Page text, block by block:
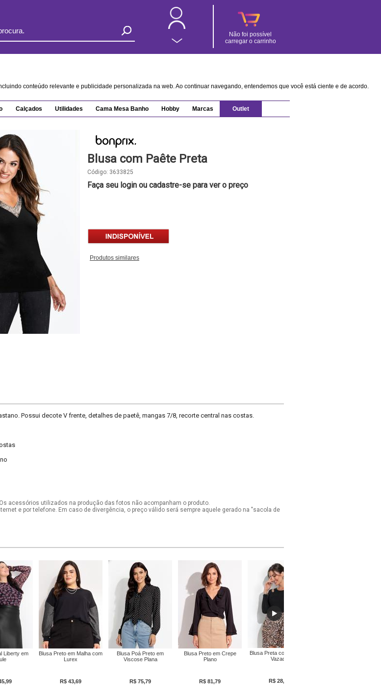
Não foi possível
carregar o carrinho
conteúdo relevante e publicidade personalizada na web. Ao continuar navegando, entendemos que você está ciente e de acordo.
Calçados Utilidades Cama Mesa Banho Hobby Marcas Outlet
Blusa com Paête Preta
Código: 3633825
Faça seu login ou cadastre-se para ver o preço
Produtos similares
Possui decote V frente, detalhes de paetê, mangas 7/8, recorte central nas costas.
acessórios utilizados na produção das fotos não acompanham o produto.
e por telefone. Em caso de divergência, o preço válido será sempre aquele gerado na "sacola de
Liberty em
Blusa Preto em Malha com
Lurex
R$ 43,69
Blusa Poá Preto em
Viscose Plana
R$ 75,79
Blusa Preto em Crepe
Plano
R$ 81,79
Blusa Preta com Recorte
Vazado
R$ 28,89